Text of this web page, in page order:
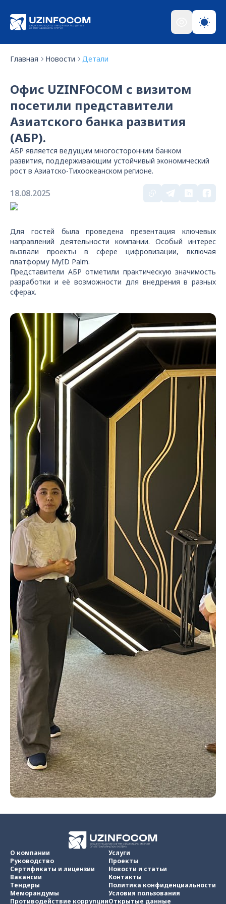
Главная Новости Детали
Офис UZINFOCOM с визитом
посетили представители
Азиатского банка развития
(АБР).
АБР является ведущим многосторонним банком
развития, поддерживающим устойчивый экономический
рост в Азиатско-Тихоокеанском регионе.
18.08.2025
Для гостей была проведена презентация ключевых
направлений деятельности компании. Особый интерес
вызвали проекты в сфере цифровизации, включая
платформу MyID Palm.
Представители АБР отметили практическую значимость
разработки и её возможности для внедрения в разных
сферах.
О компании
Руководство
Сертификаты и лицензии
Вакансии
Тендеры
Меморандумы
Противодействие коррупции
Услуги
Проекты
Новости и статьи
Контакты
Политика конфиденциальности
Условия пользования
Открытые данные